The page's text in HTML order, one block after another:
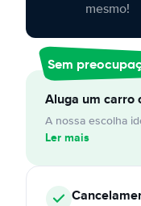
mesmo!
Sem
Aluga um carro
A nossa escolha
Ler mais